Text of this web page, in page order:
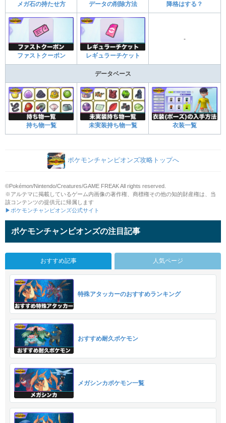
メガ石の持たせ方 データの削除方法 降格はする？
ファストクーポン レギュラーチケット
-
データベース
持ち物一覧 未実装持ち物一覧 衣装一覧
ポケモンチャンピオンズ攻略トップへ
©Pokémon/Nintendo/Creatures/GAME FREAK All rights reserved.
※アルテマに掲載しているゲーム内画像の著作権、商標権その他の知的財産権は、当
該コンテンツの提供元に帰属します
▶ポケモンチャンピオンズ公式サイト
ポケモンチャンピオンズの注目記事
おすすめ記事 人気ページ
特殊アタッカーのおすすめランキング
おすすめ耐久ポケモン
メガシンカポケモン一覧